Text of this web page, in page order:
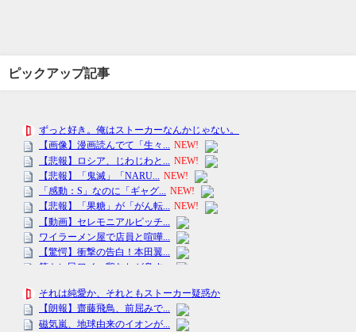
ピックアップ記事